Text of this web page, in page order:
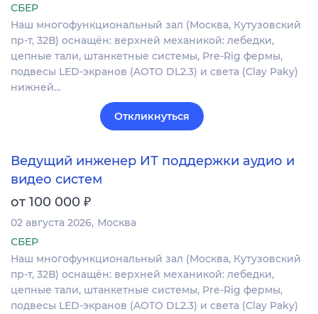
СБЕР
Наш многофункциональный зал (Москва, Кутузовский
пр-т, 32В) оснащён: верхней механикой: лебедки,
цепные тали, штанкетные системы, Pre-Rig фермы,
подвесы LED-экранов (AOTO DL2.3) и света (Clay Paky)
нижней…
Откликнуться
Ведущий инженер ИТ поддержки аудио и
видео систем
от 100 000 ₽
02 августа 2026 Москва
СБЕР
Наш многофункциональный зал (Москва, Кутузовский
пр-т, 32В) оснащён: верхней механикой: лебедки,
цепные тали, штанкетные системы, Pre-Rig фермы,
подвесы LED-экранов (AOTO DL2.3) и света (Clay Paky)